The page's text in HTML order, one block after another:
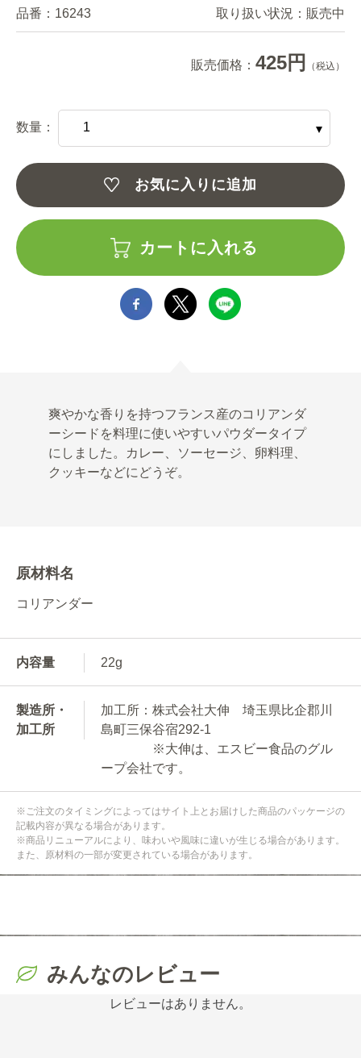
品番： 16243 取り扱い状況： 販売中
販売価格： 425円 （税込）
数量：
お気に入りに追加
カートに入れる
爽やかな香りを持つフランス産のコリアンダ
ーシードを料理に使いやすいパウダータイプ
にしました。カレー、ソーセージ、卵料理、
クッキーなどにどうぞ。
原材料名
コリアンダー
内容量 22g
製造所・
加工所
加工所：株式会社大伸 埼玉県比企郡川
島町三保谷宿292-1
※大伸は、エスビー食品のグル
ープ会社です。
※ご注文のタイミングによってはサイト上とお届けした商品のパッケージの
記載内容が異なる場合があります。
※商品リニューアルにより、味わいや風味に違いが生じる場合があります。
また、原材料の一部が変更されている場合があります。
みんなのレビュー
レビューはありません。